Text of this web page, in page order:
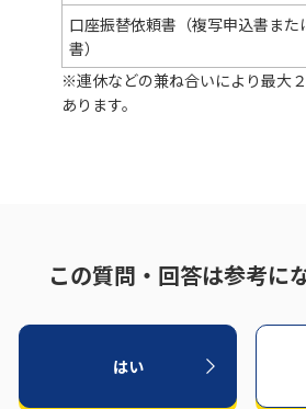
NTTドコモビジネスのお客さ
まはこちら
OCN サービス一覧
口座振替依頼書（複写申込書また
書）
※連休などの兼ね合いにより最大
あります。
この質問・回答は参考に
はい